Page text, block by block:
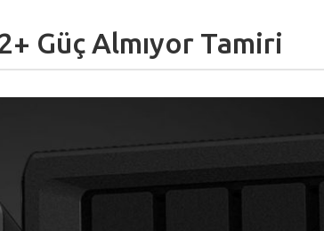
Güç Almıyor Tamiri